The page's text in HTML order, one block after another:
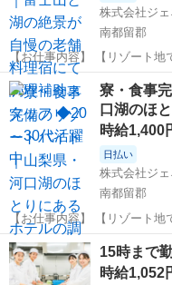
株式会社ジ
南都留郡
【お仕事内容】 【リゾート
理・調理補助） 経験やスキル
方・焼方・揚場など）のサポートや
しらえ： 地元の新鮮な野菜、
山梨 南都留郡 その他
寮・食事
口湖のほ
時給1,400
日払い
株式会社ジ
南都留郡
【お仕事内容】 【リゾート地で働く
調理補助のお仕事内容 料理の
を、お皿に美しく並べます。
身にツマを添えたりする、繊細
山梨 南都留郡 その他
15時まで
時給1,052